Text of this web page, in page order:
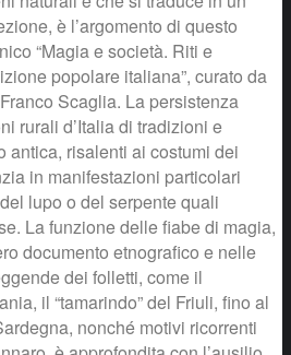
è l’argomento di questo
“Magia e società. Riti e
popolare italiana”, curato da
Scaglia. La persistenza
rurali d’Italia di tradizioni e
antica, risalenti ai costumi dei
in manifestazioni particolari
lupo o del serpente quali
La funzione delle fiabe di magia,
documento etnografico e nelle
dei folletti, come il
il “tamarindo” del Friuli, fino al
nonché motivi ricorrenti